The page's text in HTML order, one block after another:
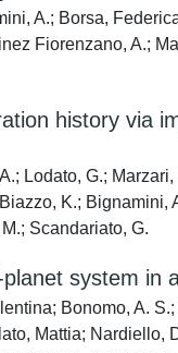
A.; Borsa,
Fiorenzano, A.;
history via
Lodato, G.;
K.;
Scandariato, G.
system in
Bonomo, A.
Mattia;